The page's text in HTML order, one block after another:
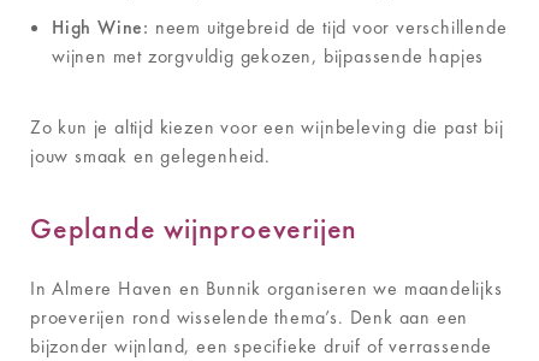
High Wine: neem uitgebreid de tijd voor verschillende
wijnen met zorgvuldig gekozen, bijpassende hapjes
Zo kun je altijd kiezen voor een wijnbeleving die past bij
jouw smaak en gelegenheid.
Geplande wijnproeverijen
In Almere Haven en Bunnik organiseren we maandelijks
proeverijen rond wisselende thema’s. Denk aan een
bijzonder wijnland, een specifieke druif of verrassende